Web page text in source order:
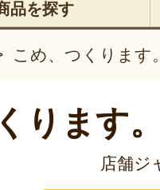
品を探す
こめ、つくります
ります
店舗ジ